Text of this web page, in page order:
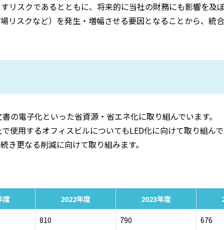
リスクであるとともに、将来的に当社の財務にも影響を及
リスクなど）を発生・増幅させる要因となることから、統
電子化といった省資源・省エネ化に取り組んでいます。
用するオフィスビルについてもLED化に向けて取り組
き更なる削減に向けて取り組みます。
度 2022年度 2023年度
810
790 676